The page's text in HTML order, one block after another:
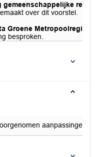
over dit voorstel.
Groene Metropoolregio.
besproken.
aanpassingen